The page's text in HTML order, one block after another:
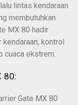
lintas kendaraan
membutuhkan
MX 80 hadir
kontrol
cuaca ekstrem.
80:
Gate MX 80